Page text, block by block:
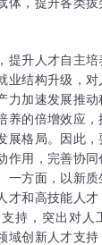
升人才自主培
业结构升级，
力加速发展推
养的倍增效应，
展格局。因此
作用，完善协同
一方面，以新
才和高技能人
持，突出对人
域创新人才支